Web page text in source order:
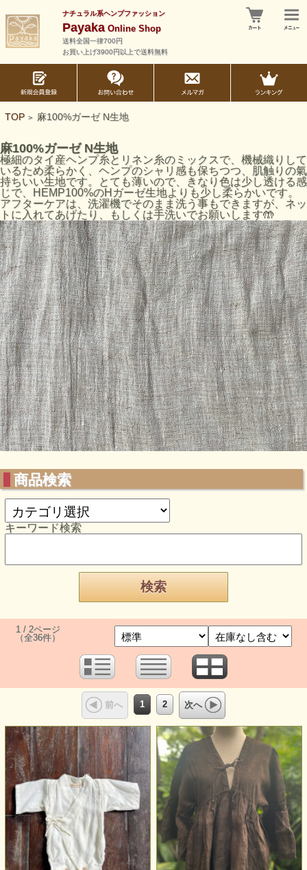
ナチュラル系ヘンプファッション
PayakaOnline Shop
送料全国一律700円
お買い上げ3900円以上で送料無料
TOP > 麻100%ガーゼ N生地
麻100%ガーゼ N生地
極細のタイ産ヘンプ糸とリネン糸のミックスで、機械織りして
いるため柔らかく、 ヘンプのシャリ感も保ちつつ、肌触りの氣
持ちいい生地です。
とても薄いので、きなり色は少し透ける感
じで、HEMP100%のHガーゼ生地よりも少し柔らかいです。
アフターケアは、洗濯機でそのまま洗う事もできますが、ネッ
トに入れてあげたり、もしくは手洗いでお願いします🤲
商品検索
キーワード検索
1 / 2ページ
（全36件）
前へ 1 2 次へ